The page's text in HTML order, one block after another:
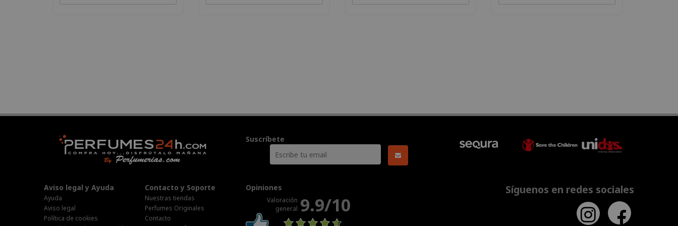
Suscríbete
Aviso legal y Ayuda
Ayuda
Aviso legal
Política de cookies
Contacto y Soporte
Nuestras tiendas
Perfumes Originales
Contacto
Opiniones
Valoración
general 9.9/10
Síguenos en redes sociales